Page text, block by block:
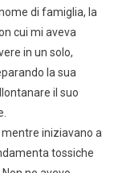
di famiglia, la
cui mi aveva
in un solo,
la sua
il suo
iniziavano a
tossiche